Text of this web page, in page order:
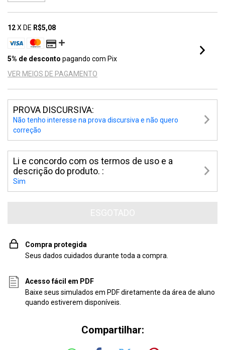
12X DE R$5,08
5% de desconto pagando com Pix
VER MEIOS DE PAGAMENTO
PROVA DISCURSIVA:
Não tenho interesse na prova discursiva e não quero
correção
Li e concordo com os termos de uso e a
descrição do produto. :
Sim
Compra protegida
Seus dados cuidados durante toda a compra.
Acesso fácil em PDF
Baixe seus simulados em PDF diretamente da área de aluno
quando estiverem disponíveis.
Compartilhar: